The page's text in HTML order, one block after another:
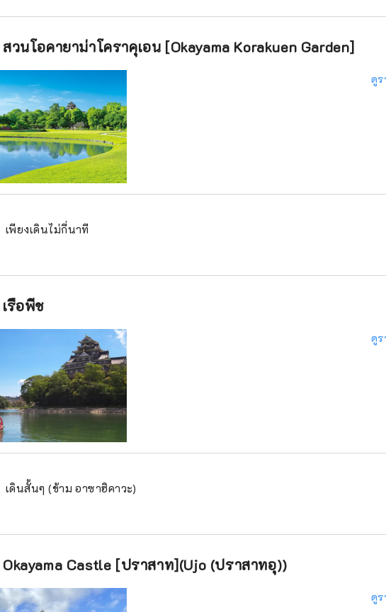
สวนโอคายาม่าโคราคุเอน [Okayama Korakuen Garden]
ดูร
เพียงเดินไม่กี่นาที
เรือพีช
ดูร
เดินสั้นๆ (ข้าม อาซาฮิคาวะ)
Okayama Castle [ปราสาท](Ujo (ปราสาทอุ))
ดูร